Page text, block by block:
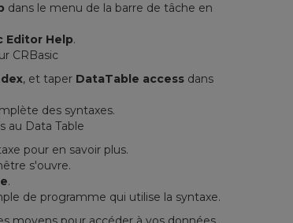
dans le menu de la barre de tâche en
Editor Help.
, et taper DataTable access dans
des syntaxes.
pour en savoir plus.
s'ouvre.
.
de programme qui utilise la syntaxe.